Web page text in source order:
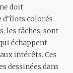
doit
d’îlots colorés
les tâches, sont
échappent
intérêts. Ces
dessinées dans